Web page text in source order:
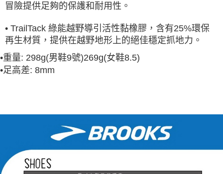
冒險提供足夠的保護和耐用性。
• TrailTack 綠能越野導引活性黏橡膠，含有25%環保
再生材質，提供在越野地形上的絕佳穩定抓地力。
•重量: 298g(男鞋9號)269g(女鞋8.5)
•足高差: 8mm